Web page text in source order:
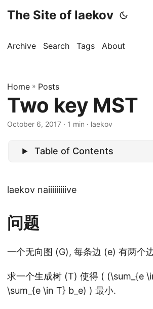
The Site of laekov
Archive Search Tags About
Home » Posts
Two key MST
October 6, 2017 · 1 min · laekov
Table of Contents
laekov naiiiiiiiiive
问题
一个无向图 (G), 每条边 (e) 有两个
求一个生成树 (T) 使得 ( (\sum_{e
\sum_{e \in T} b_e) ) 最小.